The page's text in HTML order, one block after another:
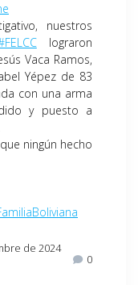
nuestros
lograron
Vaca Ramos,
Yépez de 83
con una arma
y puesto a
ningún hecho
de 2024
0